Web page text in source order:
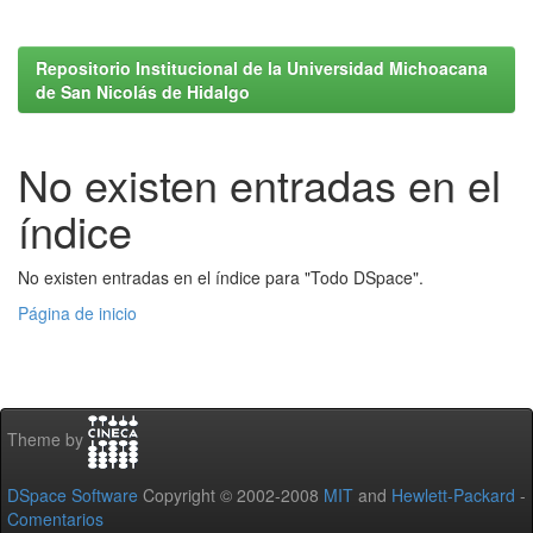
Repositorio Institucional de la Universidad Michoacana
de San Nicolás de Hidalgo
No existen entradas en el
índice
No existen entradas en el índice para "Todo DSpace".
Página de inicio
Theme by
DSpace Software Copyright © 2002-2008 MIT and Hewlett-Packard -
Comentarios